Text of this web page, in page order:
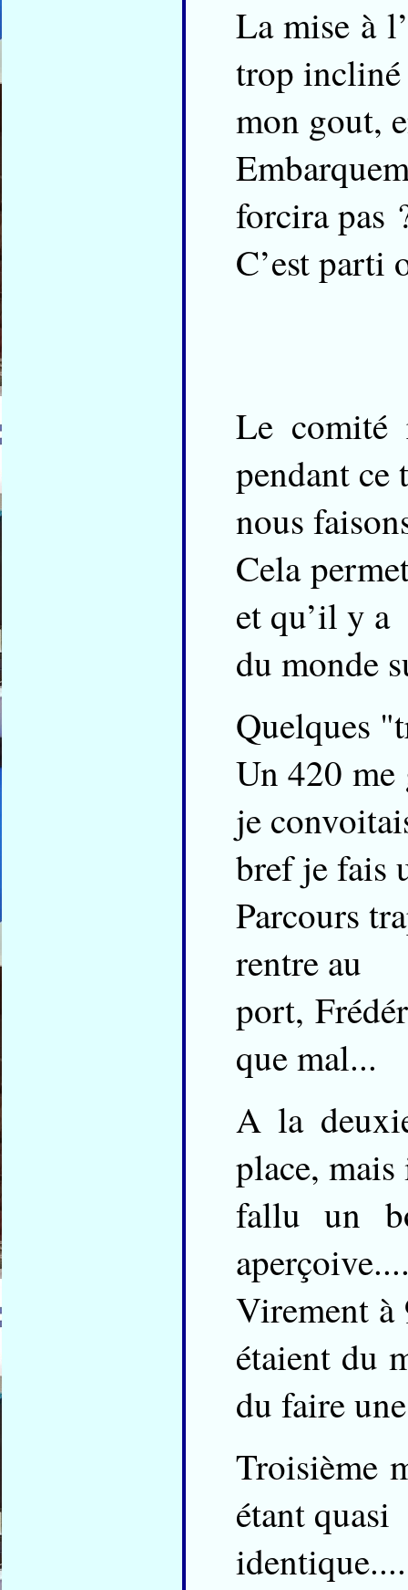
La mise à
trop incliné
mon gout,
forcira pas
C’est parti
Le comité
pendant ce
nous
Cela
et qu’il y a
du monde
Quelques
Un 420 me
je
bref je fais
Parcours
rentre au
port,
que mal...
A la
place,
fallu un
Virement à
étaient du
du faire
Troisième
étant quasi